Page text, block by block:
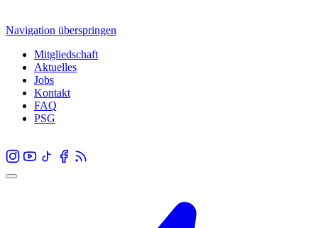
Navigation überspringen
Mitgliedschaft
Aktuelles
Jobs
Kontakt
FAQ
PSG